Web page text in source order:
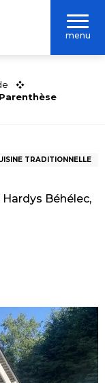
menu
TRADITIONNELLE
Béhélec,